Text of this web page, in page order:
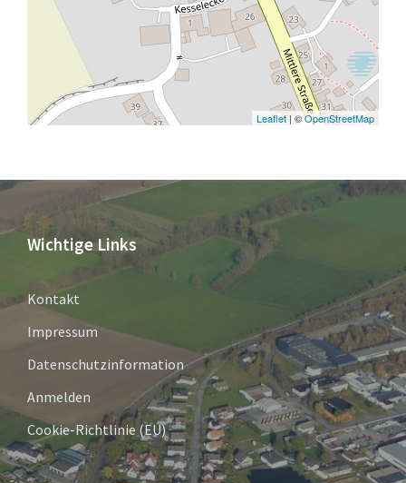
Leaflet | ©OpenStreetMap
Wichtige Links
Kontakt
Impressum
Datenschutzinformation
Anmelden
Cookie-Richtlinie (EU)